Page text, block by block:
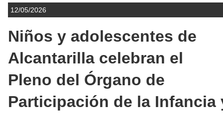
12/05/2026
Niños y adolescentes de
Alcantarilla celebran el
Pleno del Órgano de
Participación de la Infancia